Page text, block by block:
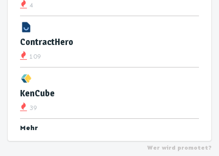
4
ContractHero
109
KenCube
39
Mehr
Wer wird promotet?